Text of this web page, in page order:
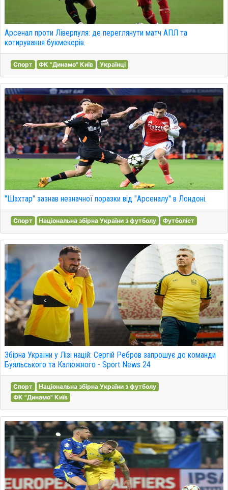
Арсенал проти Ліверпуля: де переглянути матч АПЛ та
котирування букмекерів.
Спорт ФК "Динамо" Київ Українці
"Шахтар" зазнав незначної поразки від "Арсеналу" в Лондоні.
Спорт Національна збірна України з футболу Футболіст
Збірна України у Лізі націй: Сергій Ребров запрошує до команди
Буяльського та Калюжного - Sport News 24
Спорт
Національна збірна України з футболу
ФК "Динамо" Київ